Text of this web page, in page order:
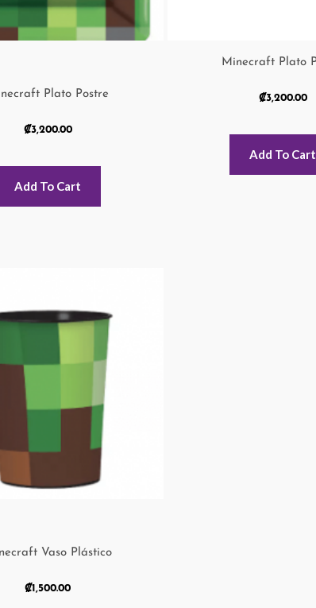
Plato Postre
₡3,200.00
Add To Cart
Minecraft Plato
₡3,200.00
Add To Cart
Vaso Plástico
₡1,500.00